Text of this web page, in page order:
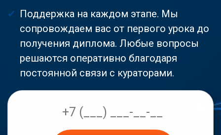
Поддержка на каждом этапе. Мы
сопровождаем вас от первого урока до
получения диплома. Любые вопросы
решаются оперативно благодаря
постоянной связи с кураторами.